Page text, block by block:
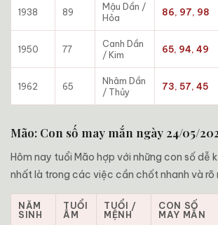
1938 89
Mậu Dần /
Hỏa
86, 97, 98
1950 77
Canh Dần
/ Kim
65, 94, 49
1962 65
Nhâm Dần
/ Thủy
73, 57, 45
Mão: Con số may mắn ngày 24/05/
Hôm nay tuổi Mão hợp với những con số dễ
nhất là trong các việc cần chốt nhanh và rõ
NĂM
SINH
TUỔI
ÂM
TUỔI /
MỆNH
CON SỐ
MAY MẮN